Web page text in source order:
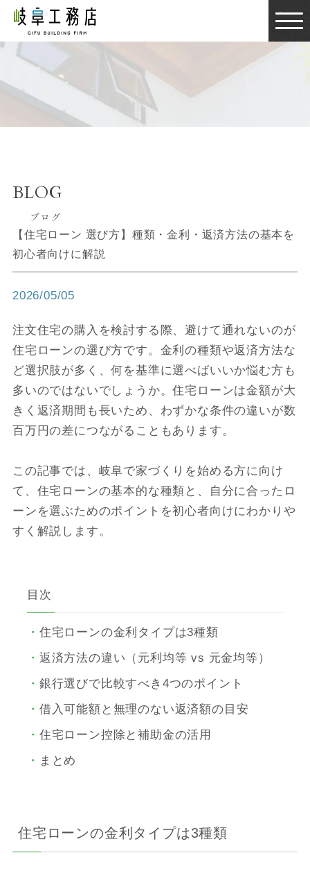
BLOG
ブログ
BLOG
ブログ
【住宅ローン 選び方】種類・金利・返済方法の基本を
初心者向けに解説
2026/05/05
注文住宅の購入を検討する際、避けて通れないのが
住宅ローンの選び方です。金利の種類や返済方法な
ど選択肢が多く、何を基準に選べばいいか悩む方も
多いのではないでしょうか。住宅ローンは金額が大
きく返済期間も長いため、わずかな条件の違いが数
百万円の差につながることもあります。
この記事では、岐阜で家づくりを始める方に向け
て、住宅ローンの基本的な種類と、自分に合ったロ
ーンを選ぶためのポイントを初心者向けにわかりや
すく解説します。
目次
住宅ローンの金利タイプは3種類
返済方法の違い（元利均等 vs 元金均等）
銀行選びで比較すべき4つのポイント
借入可能額と無理のない返済額の目安
住宅ローン控除と補助金の活用
まとめ
住宅ローンの金利タイプは3種類